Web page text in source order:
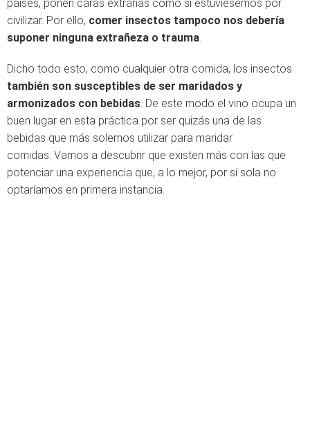
países, ponen caras extrañas como si estuviésemos por
civilizar. Por ello, comer insectos tampoco nos debería
suponer ninguna extrañeza o trauma.
Dicho todo esto, como cualquier otra comida, los insectos
también son susceptibles de ser maridados y
armonizados con bebidas. De este modo el vino ocupa un
buen lugar en esta práctica por ser quizás una de las
bebidas que más solemos utilizar para maridar
comidas. Vamos a descubrir que existen más con las que
potenciar una experiencia que, a lo mejor, por sí sola no
optaríamos en primera instancia.